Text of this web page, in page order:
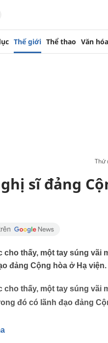
Thế giới Thể thao Văn
sĩ đảng
thấy, một tay súng vãi
đảng Cộng hòa ở Hạ viện.
thấy, một tay súng vãi
đó có lãnh đạo đảng